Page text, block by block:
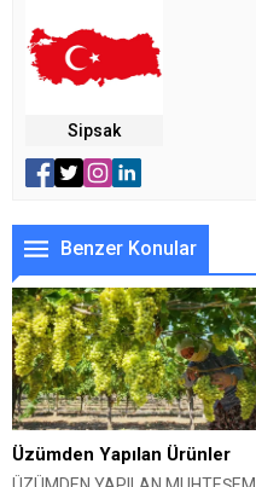
Sipsak
Benzer Konular
Üzümden Yapılan Ürünler